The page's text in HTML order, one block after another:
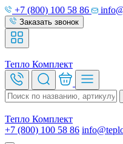
+7 (800) 100 58 86
Заказать звонок
Тепло Комплект
Тепло Комплект
+7 (800) 100 58 86